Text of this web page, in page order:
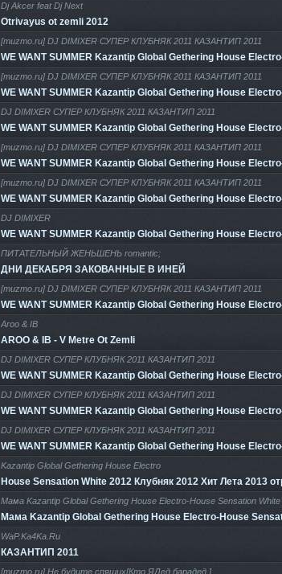
Dj Akcer feat Dj Next
Otrivayus ot zemli 2012
[muzmo.ru] DJ DIMIXER СУПЕР КЛУБНЯК 2011 КАЗАНТИП 2011
WE WANT SUMMER Kazantip Global Gethering House
[muzmo.ru] DJ DIMIXER СУПЕР КЛУБНЯК 2011 КАЗАНТИП 2011
WE WANT SUMMER Kazantip Global Gethering House
DJ DIMIXER СУПЕР КЛУБНЯК 2011 КАЗАНТИП 2011
WE WANT SUMMER Kazantip Global Gethering House
[muzmo.ru] DJ DIMIXER СУПЕР КЛУБНЯК 2011 КАЗАНТИП 2011
WE WANT SUMMER Kazantip Global Gethering House
[muzmo.ru] DJ DIMIXER СУПЕР КЛУБНЯК 2011 КАЗАНТИП 2011
WE WANT SUMMER Kazantip Global Gethering House
DJ DIMIXER
WE WANT SUMMER Kazantip Global Gethering House
ПИТАТЕЛЬНЫЙ ЖЕНЬШЕНЬ romantic;
ДНИ ДЕКАБРЯ ЗАКОВАННЫЕ В ИНЕЙ
[muzmo.ru] DJ DIMIXER СУПЕР КЛУБНЯК 2011 КАЗАНТИП 2011
WE WANT SUMMER Kazantip Global Gethering House
Aroo & IB
AROO & IB - V Metre Ot Zemli
DJ DIMIXER СУПЕР КЛУБНЯК 2011 КАЗАНТИП 2011
WE WANT SUMMER Kazantip Global Gethering House
DJ DIMIXER СУПЕР КЛУБНЯК 2011 КАЗАНТИП 2011
WE WANT SUMMER Kazantip Global Gethering House
DJ DIMIXER СУПЕР КЛУБНЯК 2011 КАЗАНТИП 2011
WE WANT SUMMER Kazantip Global Gethering House
Kazantip Global Gethering House Electro
House Sensation White 2012 Клубняк 2012 Хит Лета 2013
Мама Kazantip Global Gethering House Electro-House Sensation
Мама Kazantip Global Gethering House Electro-House
WaP.Ka4Ka.Ru
КАЗАНТИП 2011
[muzmo.ru] Не будите спящих[Кто ЯДед барадед.]